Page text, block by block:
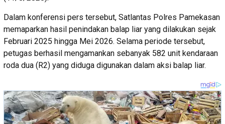
Dalam konferensi pers tersebut, Satlantas Polres Pamekasan
memaparkan hasil penindakan balap liar yang dilakukan sejak
Februari 2025 hingga Mei 2026. Selama periode tersebut,
petugas berhasil mengamankan sebanyak 582 unit kendaraan
roda dua (R2) yang diduga digunakan dalam aksi balap liar.